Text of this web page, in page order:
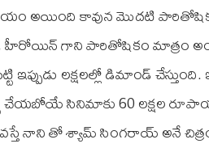
అయింది కావున మొదటి
గాని పారితోషికం మాత్రం
ఇప్పుడు లక్షలల్లో డిమాండ్
సినిమాకు 60 లక్షల
నాని తో శ్యామ్ సింగరాయ్ అనే